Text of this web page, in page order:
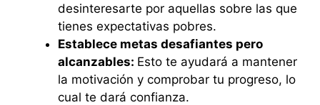
desinteresarte por aquellas sobre las que
tienes expectativas pobres.
Establece metas desafiantes pero
alcanzables: Esto te ayudará a mantener
la motivación y comprobar tu progreso, lo
cual te dará confianza.